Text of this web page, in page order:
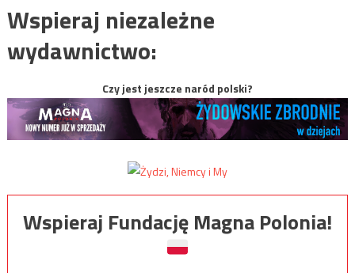
Wspieraj niezależne
wydawnictwo:
Czy jest jeszcze naród polski?
Wspieraj Fundację Magna Polonia!